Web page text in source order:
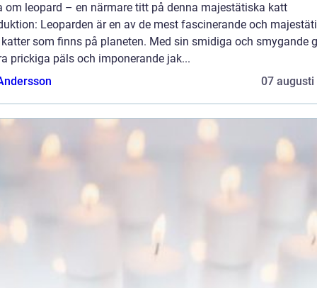
om leopard – en närmare titt på denna majestätiska katt
Leoparden är en av de mest fascinerande och
som finns på planeten. Med sin smidiga och smygande
prickiga päls och imponerande jak...
07 augusti